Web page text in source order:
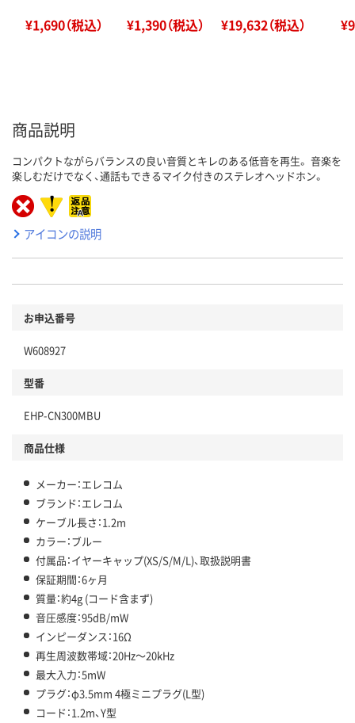
¥1,690（税込） ¥1,390（税込） ¥19,632（税込）
商品説明
コンパクトながらバランスの良い音質とキレのある低音を再生。 音楽を
楽しむだけでなく、通話もできるマイク付きのステレオヘッドホン。
アイコンの説明
お申込番号
W608927
型番
EHP-CN300MBU
商品仕様
メーカー：エレコム
ブランド：エレコム
ケーブル長さ：1.2m
カラー：ブルー
付属品：イヤーキャップ(XS/S/M/L)、取扱説明書
保証期間：6ヶ月
質量：約4g (コード含まず)
音圧感度：95dB/mW
インピーダンス：16Ω
再生周波数帯域：20Hz～20kHz
最大入力：5mW
プラグ：φ3.5mm 4極ミニプラグ(L型)
コード：1.2m、Y型